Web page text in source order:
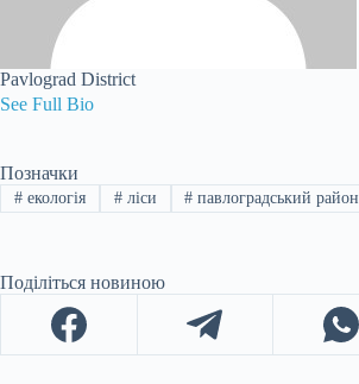
Pavlograd District
See Full Bio
Позначки
#екологія #ліси # павлоградський район
Поділіться новиною